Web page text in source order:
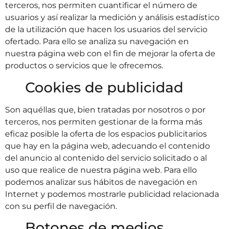
terceros, nos permiten cuantificar el número de
usuarios y así realizar la medición y análisis estadístico
de la utilización que hacen los usuarios del servicio
ofertado. Para ello se analiza su navegación en
nuestra página web con el fin de mejorar la oferta de
productos o servicios que le ofrecemos.
Cookies de publicidad
Son aquéllas que, bien tratadas por nosotros o por
terceros, nos permiten gestionar de la forma más
eficaz posible la oferta de los espacios publicitarios
que hay en la página web, adecuando el contenido
del anuncio al contenido del servicio solicitado o al
uso que realice de nuestra página web. Para ello
podemos analizar sus hábitos de navegación en
Internet y podemos mostrarle publicidad relacionada
con su perfil de navegación.